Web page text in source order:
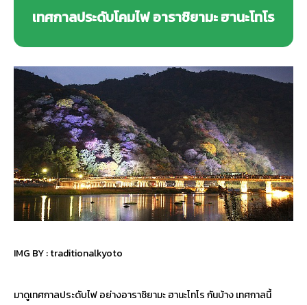
เทศกาลประดับโคมไฟ อาราชิยามะ ฮานะโทโร
IMG BY :traditionalkyoto
มาดูเทศกาลประดับไฟ อย่างอาราชิยามะ ฮานะโทโร กันบ้าง เทศกาลนี้